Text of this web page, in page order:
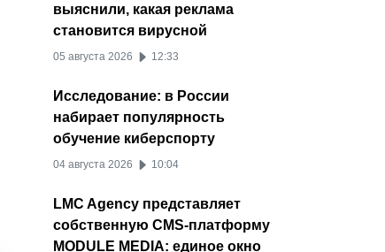
Instagram
Meta* откажется от
поддержки сквозного
Telegram
Бюджеты в Telegram и
YouTube выросли
выяснили, какая реклама
становится вирусной
05 августа 2026 12:33
Исследование: в России
набирает популярность
обучение киберспорту
04 августа 2026 10:04
LMC Agency представляет
собственную CMS-платформу
MODULE MEDIA: единое окно